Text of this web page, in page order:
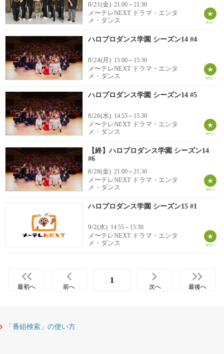
8/21(金) 21:00～21:30
メ〜テレNEXT ドラマ・エンタ
メ・ダンス
ハロプロダンス学園 シーズン14 #4
8/24(月) 15:00～15:30
メ〜テレNEXT ドラマ・エンタ
メ・ダンス
ハロプロダンス学園 シーズン14 #5
8/26(水) 14:55～15:30
メ〜テレNEXT ドラマ・エンタ
メ・ダンス
【終】ハロプロダンス学園 シーズン14
#6
8/28(金) 21:00～21:30
メ〜テレNEXT ドラマ・エンタ
メ・ダンス
ハロプロダンス学園 シーズン15 #1
9/2(水) 14:55～15:30
メ〜テレNEXT ドラマ・エンタ
メ・ダンス
最初へ 前へ
1
次へ 最後へ
「番組検索」の使い方